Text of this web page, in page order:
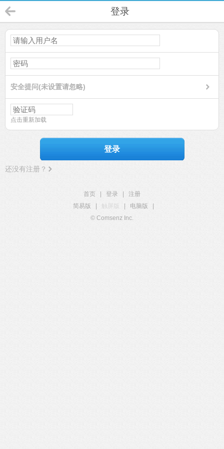
登录
安全提问(未设置请忽略)
点击重新加载
登录
还没有注册？
首页 登录
注册
简易版
触屏版 电脑版
© Comsenz Inc.